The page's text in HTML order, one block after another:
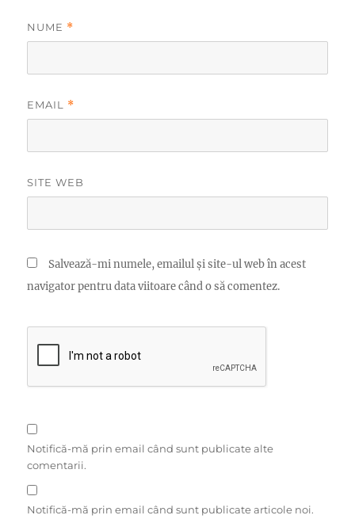
NUME *
EMAIL *
SITE WEB
Salvează-mi numele, emailul și site-ul web în acest
navigator pentru data viitoare când o să comentez.
Notifică-mă prin email când sunt publicate alte
comentarii.
Notifică-mă prin email când sunt publicate articole noi.